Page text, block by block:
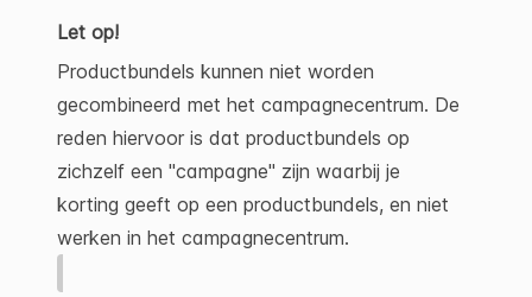
Let op!
Productbundels kunnen niet worden
gecombineerd met het campagnecentrum. De
reden hiervoor is dat productbundels op
zichzelf een "campagne" zijn waarbij je
korting geeft op een productbundels, en niet
werken in het campagnecentrum.